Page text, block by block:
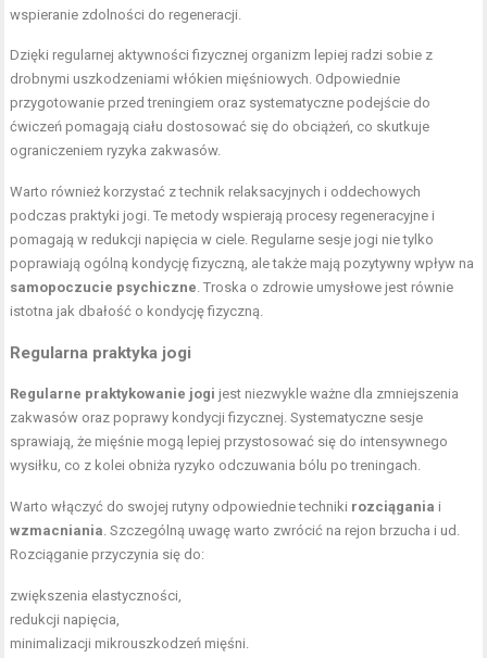
wspieranie zdolności do regeneracji.
Dzięki regularnej aktywności fizycznej organizm lepiej radzi sobie z
drobnymi uszkodzeniami włókien mięśniowych. Odpowiednie
przygotowanie przed treningiem oraz systematyczne podejście do
ćwiczeń pomagają ciału dostosować się do obciążeń, co skutkuje
ograniczeniem ryzyka zakwasów.
Warto również korzystać z technik relaksacyjnych i oddechowych
podczas praktyki jogi. Te metody wspierają procesy regeneracyjne i
pomagają w redukcji napięcia w ciele. Regularne sesje jogi nie tylko
poprawiają ogólną kondycję fizyczną, ale także mają pozytywny wpływ na
samopoczucie psychiczne . Troska o zdrowie umysłowe jest równie
istotna jak dbałość o kondycję fizyczną.
Regularna praktyka jogi
Regularne praktykowanie jogi jest niezwykle ważne dla zmniejszenia
zakwasów oraz poprawy kondycji fizycznej. Systematyczne sesje
sprawiają, że mięśnie mogą lepiej przystosować się do intensywnego
wysiłku, co z kolei obniża ryzyko odczuwania bólu po treningach.
Warto włączyć do swojej rutyny odpowiednie techniki rozciągania i
wzmacniania . Szczególną uwagę warto zwrócić na rejon brzucha i ud.
Rozciąganie przyczynia się do:
zwiększenia elastyczności,
redukcji napięcia,
minimalizacji mikrouszkodzeń mięśni.